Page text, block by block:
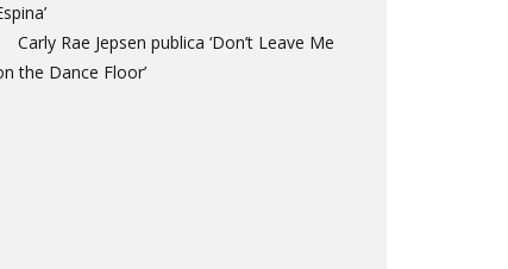
Carly Rae Jepsen publica ‘Don’t Leave Me
the Dance Floor’